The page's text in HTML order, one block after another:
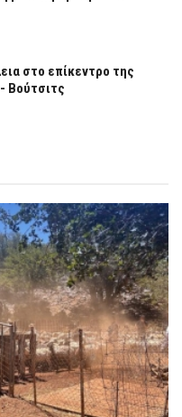
στο επίκεντρο της
Βούτσιτς